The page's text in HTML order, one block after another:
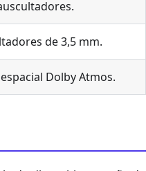
de 3,5 mm.
Dolby Atmos.